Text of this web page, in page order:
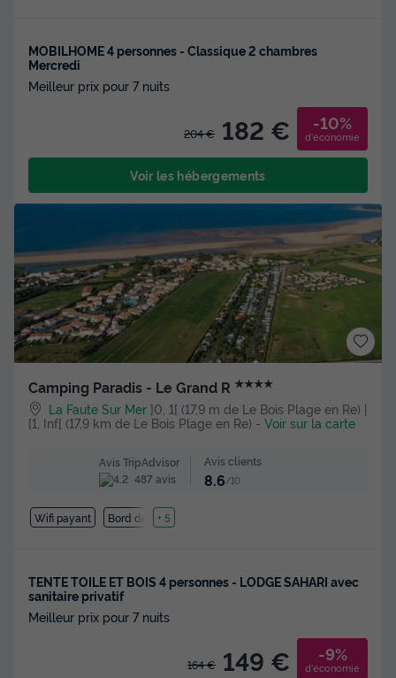
MOBILHOME 4 personnes - Classique 2 chambres
Mercredi
Meilleur prix pour 7 nuits
204 € 182 € -10%
d'économie
Voir les hébergements
Camping Paradis - Le Grand R ★★★★
La Faute Sur Mer ]0, 1[ (17,9 m de Le Bois Plage en Re) |
[1, Inf[ (17,9 km de Le Bois Plage en Re) - Voir sur la carte
Avis TripAdvisor
487 avis
Avis clients
8.6 /10
Wifi payant Bord de mer
+ 5
TENTE TOILE ET BOIS 4 personnes - LODGE SAHARI avec
sanitaire privatif
Meilleur prix pour 7 nuits
164 € 149 € -9%
d'économie